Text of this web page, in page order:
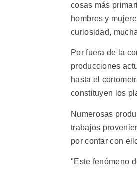
cosas más
hombres y
curiosidad,
Por fuera de la
producciones
hasta el
constituyen los
Numerosas
trabajos
por contar con
"Este fenómeno